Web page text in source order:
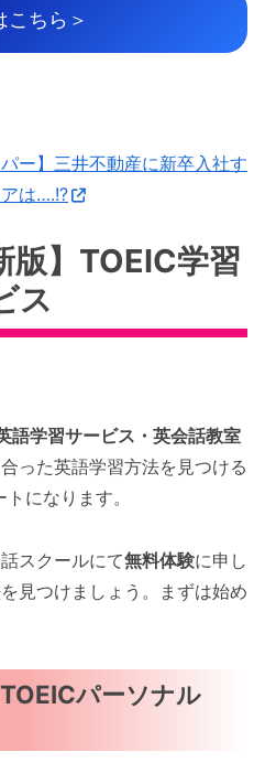
こちら＞
パー】三井不動産に新卒入社す
は….!?
版】TOEIC学習
ス
語学習サービス・英会話教室
った英語学習方法を見つける
になります。
スクールにて無料体験に申し
見つけましょう。まずは始め
パーソナル